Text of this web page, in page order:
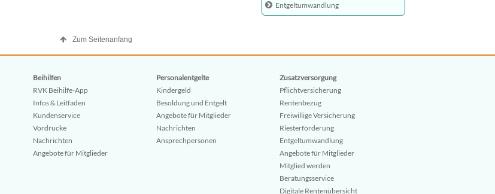
Entgeltumwandlung
Zum Seitenanfang
Beihilfen
RVK Beihilfe-App
Infos & Leitfaden
Kundenservice
Vordrucke
Nachrichten
Angebote für Mitglieder
Personalentgelte
Kindergeld
Besoldung und Entgelt
Angebote für Mitglieder
Nachrichten
Ansprechpersonen
Zusatzversorgung
Pflichtversicherung
Rentenbezug
Freiwillige Versicherung
Riesterförderung
Entgeltumwandlung
Angebote für Mitglieder
Mitglied werden
Beratungsservice
Digitale Rentenübersicht